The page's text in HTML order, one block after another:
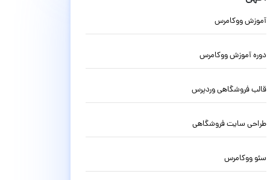
آموزش ووکامرس
دوره آموزش ووکامرس
قالب فروشگاهی وردپرس
طراحی سایت فروشگاهی
سئو ووکامرس